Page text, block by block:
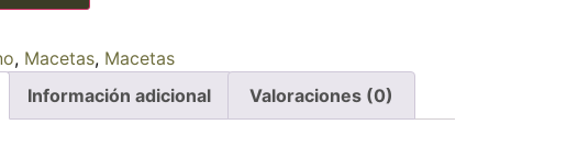
, Macetas, Macetas
Información adicional Valoraciones (0)